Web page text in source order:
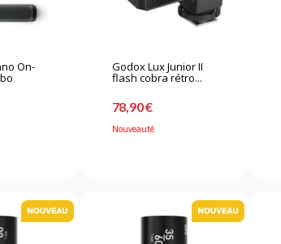
On- Godox Lux Junior II
flash cobra rétro...
78,90 €
Nouveauté